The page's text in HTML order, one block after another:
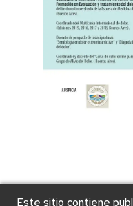
Este sitio contiene